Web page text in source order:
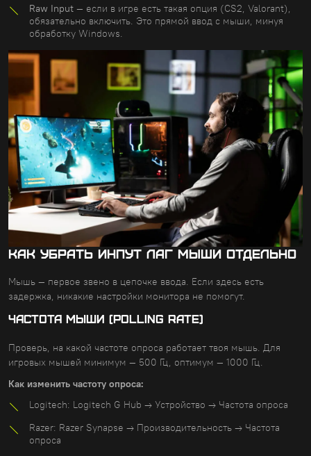
Raw Input — если в игре есть такая опция (CS2, Valorant),
обязательно включить. Это прямой ввод с мыши, минуя
обработку Windows.
Как убрать инпут лаг мыши отдельно
Мышь — первое звено в цепочке ввода. Если здесь есть
задержка, никакие настройки монитора не помогут.
ЧАСТОТА МЫШИ (POLLING RATE)
Проверь, на какой частоте опроса работает твоя мышь. Для
игровых мышей минимум — 500 Гц, оптимум — 1000 Гц.
Как изменить частоту опроса:
Logitech: Logitech G Hub → Устройство → Частота опроса
Razer: Razer Synapse → Производительность → Частота
опроса